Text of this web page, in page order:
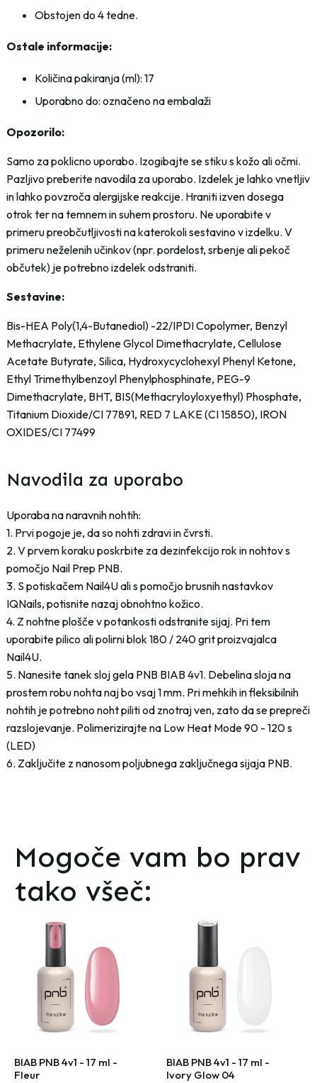
Obstojen do 4 tedne.
Ostale informacije:
Količina pakiranja (ml): 17
Uporabno do: označeno na embalaži
Opozorilo:
Samo za poklicno uporabo. Izogibajte se stiku s kožo ali očmi.
Pazljivo preberite navodila za uporabo. Izdelek je lahko vnetljiv
in lahko povzroča alergijske reakcije. Hraniti izven dosega
otrok ter na temnem in suhem prostoru. Ne uporabite v
primeru preobčutljivosti na katerokoli sestavino v izdelku. V
primeru neželenih učinkov (npr. pordelost, srbenje ali pekoč
občutek) je potrebno izdelek odstraniti.
Sestavine:
Bis-HEA Poly(1,4-Butanediol) -22/IPDI Copolymer, Benzyl
Methacrylate, Ethylene Glycol Dimethacrylate, Cellulose
Acetate Butyrate, Silica, Hydroxycyclohexyl Phenyl Ketone,
Ethyl Trimethylbenzoyl Phenylphosphinate, PEG-9
Dimethacrylate, BHT, BIS(Methacryloyloxyethyl) Phosphate,
Titanium Dioxide/CI 77891, RED 7 LAKE (CI 15850), IRON
OXIDES/CI 77499
Navodila za uporabo
Uporaba na naravnih nohtih:
1. Prvi pogoje je, da so nohti zdravi in čvrsti.
2. V prvem koraku poskrbite za dezinfekcijo rok in nohtov s
pomočjo Nail Prep PNB.
3. S potiskačem Nail4U ali s pomočjo brusnih nastavkov
IQNails, potisnite nazaj obnohtno kožico.
4. Z nohtne plošče v potankosti odstranite sijaj. Pri tem
uporabite pilico ali polirni blok 180 / 240 grit proizvajalca
Nail4U.
5. Nanesite tanek sloj gela PNB BIAB 4v1. Debelina sloja na
prostem robu nohta naj bo vsaj 1 mm. Pri mehkih in fleksibilnih
nohtih je potrebno noht piliti od znotraj ven, zato da se prepreči
razslojevanje. Polimerizirajte na Low Heat Mode 90 - 120 s
(LED)
6. Zaključite z nanosom poljubnega zaključnega sijaja PNB.
Mogoče vam bo prav
tako všeč:
BIAB PNB 4v1 - 17 ml -
Fleur
BIAB PNB 4v1 - 17 ml -
Ivory Glow 04